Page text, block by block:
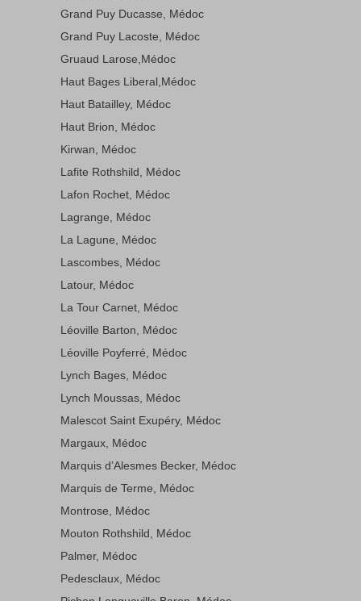
Grand Puy Ducasse, Médoc
Grand Puy Lacoste, Médoc
Gruaud Larose,Médoc
Haut Bages Liberal,Médoc
Haut Batailley, Médoc
Haut Brion, Médoc
Kirwan, Médoc
Lafite Rothshild, Médoc
Lafon Rochet, Médoc
Lagrange, Médoc
La Lagune, Médoc
Lascombes, Médoc
Latour, Médoc
La Tour Carnet, Médoc
Léoville Barton, Médoc
Léoville Poyferré, Médoc
Lynch Bages, Médoc
Lynch Moussas, Médoc
Malescot Saint Exupéry, Médoc
Margaux, Médoc
Marquis d’Alesmes Becker, Médoc
Marquis de Terme, Médoc
Montrose, Médoc
Mouton Rothshild, Médoc
Palmer, Médoc
Pedesclaux, Médoc